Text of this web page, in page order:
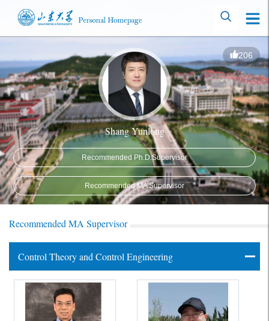
206
Shang Yunlong
Recommended Ph.D.Supervisor
Recommended MA Supervisor
Recommended MA Supervisor
Control Theory and Control Engineering